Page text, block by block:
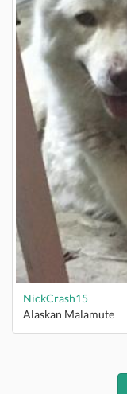
NickCrash15
Alaskan Malamute